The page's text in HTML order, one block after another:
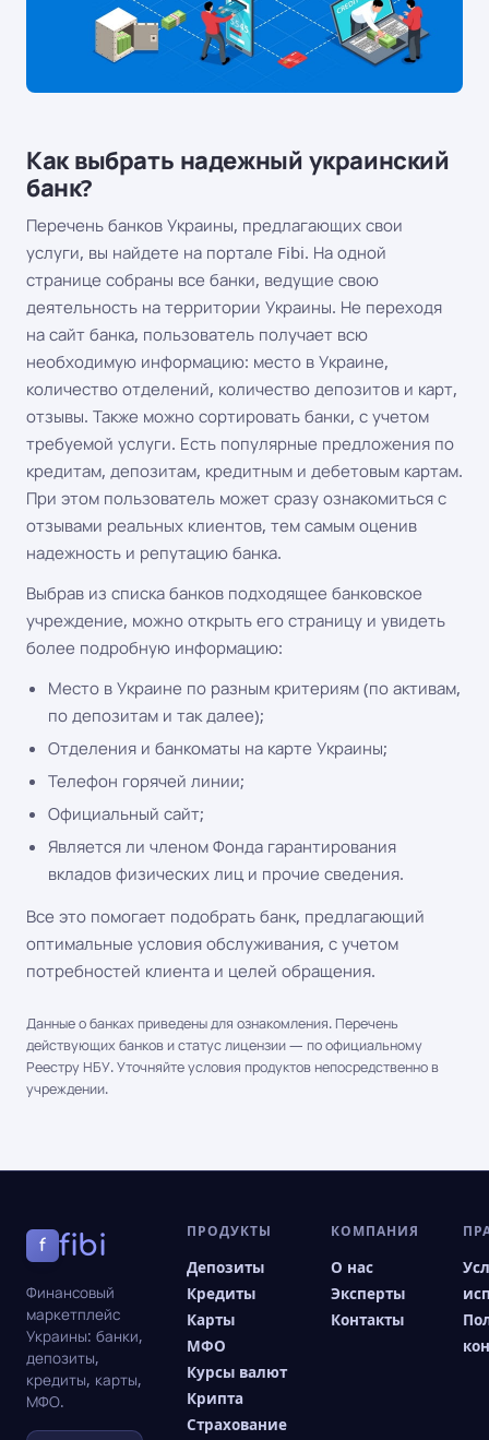
Как выбрать надежный украинский
банк?
Перечень банков Украины, предлагающих свои
услуги, вы найдете на портале Fibi. На одной
странице собраны все банки, ведущие свою
деятельность на территории Украины. Не переходя
на сайт банка, пользователь получает всю
необходимую информацию: место в Украине,
количество отделений, количество депозитов и карт,
отзывы. Также можно сортировать банки, с учетом
требуемой услуги. Есть популярные предложения по
кредитам, депозитам, кредитным и дебетовым картам.
При этом пользователь может сразу ознакомиться с
отзывами реальных клиентов, тем самым оценив
надежность и репутацию банка.
Выбрав из списка банков подходящее банковское
учреждение, можно открыть его страницу и увидеть
более подробную информацию:
Место в Украине по разным критериям (по активам,
по депозитам и так далее);
Отделения и банкоматы на карте Украины;
Телефон горячей линии;
Официальный сайт;
Является ли членом Фонда гарантирования
вкладов физических лиц и прочие сведения.
Все это помогает подобрать банк, предлагающий
оптимальные условия обслуживания, с учетом
потребностей клиента и целей обращения.
Данные о банках приведены для ознакомления. Перечень
действующих банков и статус лицензии — по официальному
Реестру НБУ. Уточняйте условия продуктов непосредственно в
учреждении.
f fibi
Финансовый
маркетплейс
Украины: банки,
депозиты,
кредиты, карты,
МФО.
ПРОДУКТЫ
Депозиты
Кредиты
Карты
МФО
Курсы валют
Крипта
Страхование
КОМПАНИЯ
О нас
Эксперты
Контакты